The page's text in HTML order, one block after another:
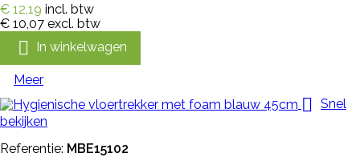
€ 12,19 incl. btw
€ 10,07 excl. btw
 In winkelwagen
Meer
 Snel
bekijken
Referentie: MBE15102